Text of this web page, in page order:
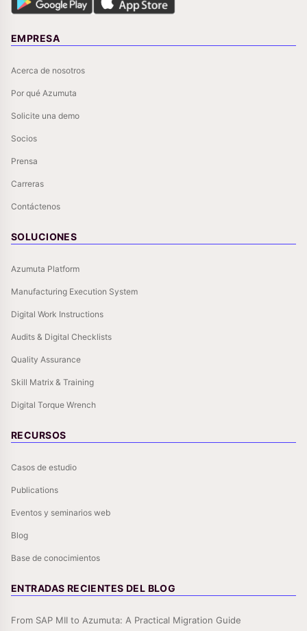
EMPRESA
Acerca de nosotros
Por qué Azumuta
Solicite una demo
Socios
Prensa
Carreras
Contáctenos
SOLUCIONES
Azumuta Platform
Manufacturing Execution System
Digital Work Instructions
Audits & Digital Checklists
Quality Assurance
Skill Matrix & Training
Digital Torque Wrench
RECURSOS
Casos de estudio
Publications
Eventos y seminarios web
Blog
Base de conocimientos
ENTRADAS RECIENTES DEL BLOG
From SAP MII to Azumuta: A Practical Migration Guide